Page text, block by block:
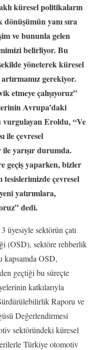
küresel politikaların
dönüşümün yanı sıra
ve bununla gelen
belirliyor. Bu
yöneterek küresel
gerekiyor.
etmeye çalışıyoruz”
Avrupa’daki
vurgulayan Eroldu, “Ve
ile çevresel
yarışır durumda.
geçiş yaparken, bizler
çevresel
yatırımlara,
dedi.
üyesiyle sektörün çatı
(OSD), sektöre rehberlik
kapsamda OSD,
geçtiği bu süreçte
katkılarıyla
Raporu ve
Değerlendirmesi
sektöründeki küresel
Türkiye otomotiv